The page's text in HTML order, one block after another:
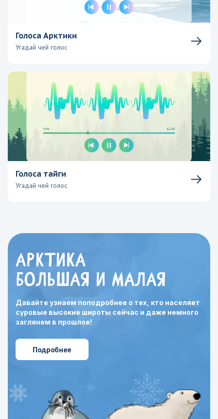
Голоса Арктики
Угадай чей голос
Голоса тайги
Угадай чей голос
Давайте узнаем поподробнее о тех, кто населяет
суровые высокие широты сейчас и даже немного
заглянем в прошлое!
Подробнее